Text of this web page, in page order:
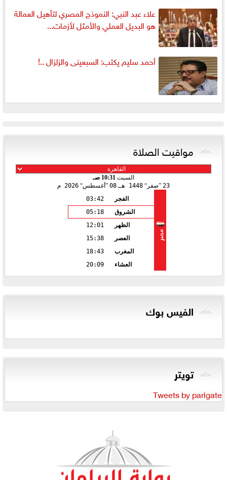
علاء عبد النبي: النموذج المصري لتأهيل العمالة
هو البديل العملي والأمثل لأزمات...
أحمد سليم يكتب: السبعينى والزلزال ..!
مواقيت الصلاة
السبت 10:31 صـ
23 صفر 1448 هـ 08 أغسطس 2026 م
مصر
الفجر
03:42
الشروق
05:18
الظهر
12:01
العصر
15:38
المغرب
18:43
العشاء
20:09
الفيس بوك
تويتر
Tweets by parlgate